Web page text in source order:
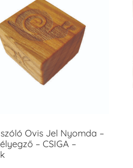
Ovis Jel Nyomda –
– CSIGA –